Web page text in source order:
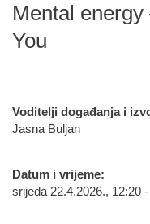
Mental
You
Voditelji događanja i
Jasna Buljan
Datum i vrijeme:
srijeda 22.4.2026., 12:20